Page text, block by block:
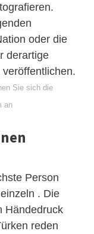
oder die
derartige
Sie sich die
an
Person
. Die
Händedruck
reden